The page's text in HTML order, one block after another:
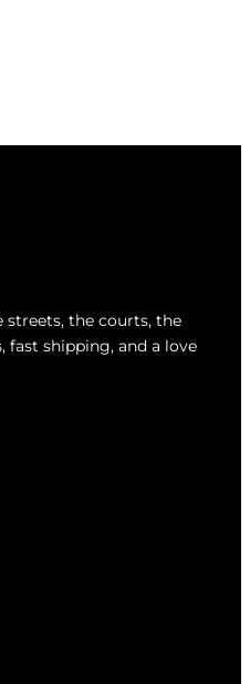
streets, the courts, the
fast shipping, and a love